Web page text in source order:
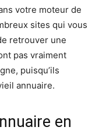
votre moteur de
sites qui vous
retrouver une
pas vraiment
puisqu’ils
annuaire.
en